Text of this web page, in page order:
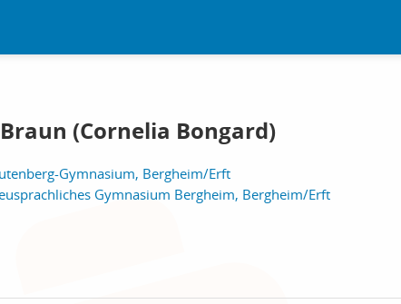
(Cornelia Bongard)
Gymnasium, Bergheim/Erft
Gymnasium Bergheim, Bergheim/Erft